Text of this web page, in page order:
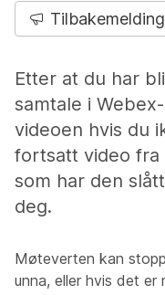
Etter at du har
samtale i
videoen hvis du
fortsatt video fra
som har den
deg.
Møteverten kan
unna, eller hvis det er